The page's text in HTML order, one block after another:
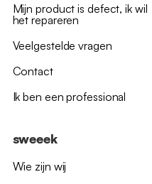
Mijn product is defect, ik wil
het repareren
Veelgestelde vragen
Contact
Ik ben een professional
sweeek
Wie zijn wij